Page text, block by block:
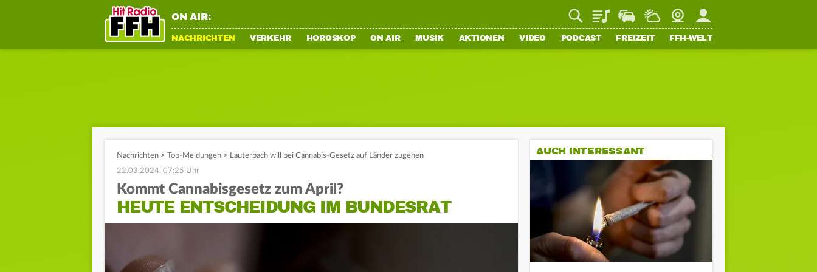
ON AIR: PlaylistStaupilotWetterWebcamMein FFH
NACHRICHTEN VERKEHR HOROSKOP ON AIR MUSIK AKTIONEN VIDEO PODCAST FREIZEIT FFH-WELT
Nachrichten > Top-Meldungen > Lauterbach will bei Cannabis-Gesetz auf Länder zugehen
22.03.2024, 07:25 Uhr
Kommt Cannabisgesetz zum April?
HEUTE ENTSCHEIDUNG IM BUNDESRAT
AUCH INTERESSANT